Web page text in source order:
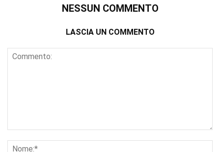
NESSUN COMMENTO
LASCIA UN COMMENTO